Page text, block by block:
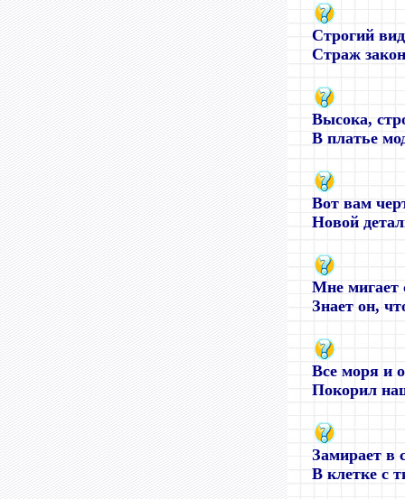
Строгий
Страж
Высока,
В платье
Вот вам
Новой
Мне мигает
Знает он,
Все моря и
Покорил
Замирает в
В клетке с